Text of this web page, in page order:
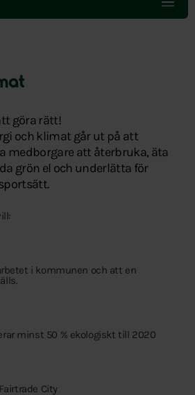
göra rätt!
och klimat går ut på att
medborgare att återbruka, äta
grön el och underlätta för
i kommunen och att en
minst 50 % ekologiskt till 2020
City